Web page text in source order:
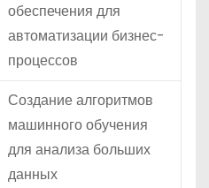
обеспечения для
автоматизации бизнес-
процессов
Создание алгоритмов
машинного обучения
для анализа больших
данных